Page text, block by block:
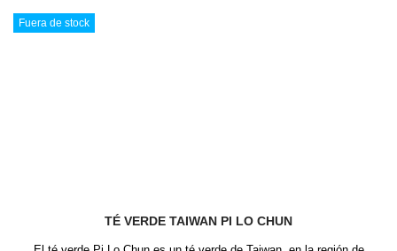
Fuera de stock
TÉ VERDE TAIWAN PI LO CHUN